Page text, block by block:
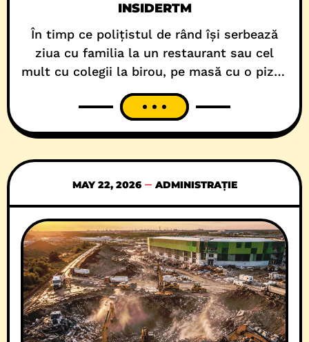
INSIDERTM
În timp ce polițistul de rând își serbează
ziua cu familia la un restaurant sau cel
mult cu colegii la birou, pe masă cu o pizza
family, în județul Timiș există și oameni ai
legii care tratează aniversarea ca pe un
summit informal, între personaje de interes
serviciu. Și uite
MAY 22, 2026 ADMINISTRAȚIE